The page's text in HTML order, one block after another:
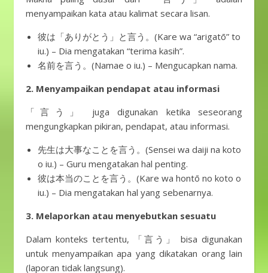
menyampaikan kata atau kalimat secara lisan.
彼は「ありがとう」と言う。(Kare wa “arigatō” to
iu.) – Dia mengatakan “terima kasih”.
名前を言う。(Namae o iu.) – Mengucapkan nama.
2. Menyampaikan pendapat atau informasi
「言う」 juga digunakan ketika seseorang
mengungkapkan pikiran, pendapat, atau informasi.
先生は大事なことを言う。(Sensei wa daiji na koto
o iu.) – Guru mengatakan hal penting.
彼は本当のことを言う。(Kare wa hontō no koto o
iu.) – Dia mengatakan hal yang sebenarnya.
3. Melaporkan atau menyebutkan sesuatu
Dalam konteks tertentu, 「言う」 bisa digunakan
untuk menyampaikan apa yang dikatakan orang lain
(laporan tidak langsung).